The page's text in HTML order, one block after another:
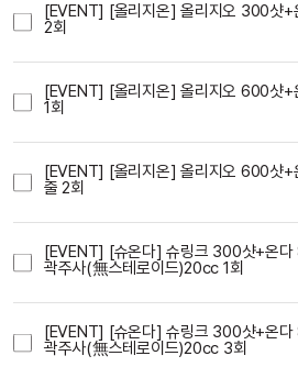
[EVENT] [올리지온] 올리지오 300샷+
2회
[EVENT] [올리지온] 올리지오 600샷+
1회
[EVENT] [올리지온] 올리지오 600샷+
줄 2회
[EVENT] [슈온다] 슈링크 300샷+온다
곽주사(無스테로이드)20cc 1회
[EVENT] [슈온다] 슈링크 300샷+온다
곽주사(無스테로이드)20cc 3회